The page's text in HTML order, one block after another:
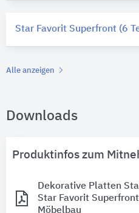
Star Favorit Superfront (6
Alle anzeigen
Downloads
Produktinfos zum
Dekorative Platten
Star Favorit
Möbelbau